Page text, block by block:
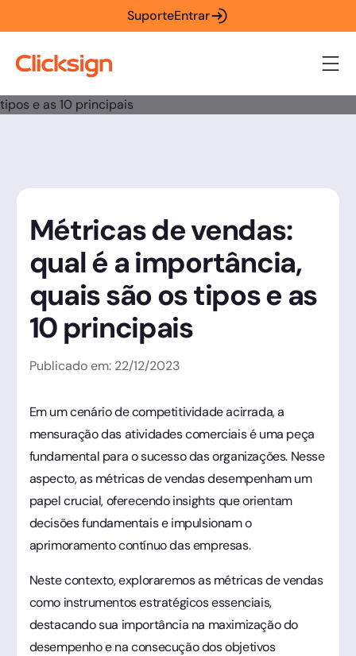
SuporteEntrar
Métricas de vendas:
qual é a importância,
quais são os tipos e as
10 principais
Publicado em: 22/12/2023
Em um cenário de competitividade acirrada, a
mensuração das atividades comerciais é uma peça
fundamental para o sucesso das organizações. Nesse
aspecto, as métricas de vendas desempenham um
papel crucial, oferecendo insights que orientam
decisões fundamentais e impulsionam o
aprimoramento contínuo das empresas.
Neste contexto, exploraremos as métricas de vendas
como instrumentos estratégicos essenciais,
destacando sua importância na maximização do
desempenho e na consecução dos objetivos